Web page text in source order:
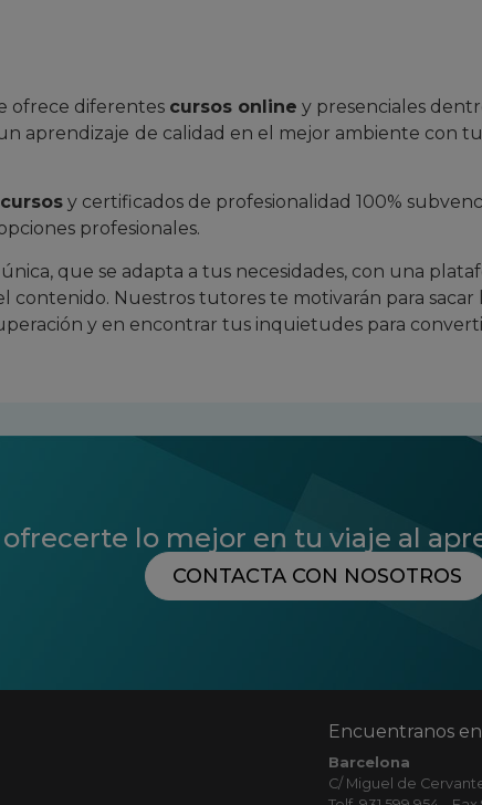
ofrece diferentes cursos online y presenciales
aprendizaje de calidad en el mejor ambiente con
y certificados de profesionalidad 100%
profesionales.
que se adapta a tus necesidades, con una
contenido. Nuestros tutores te motivarán para sacar
y en encontrar tus inquietudes para
lo mejor en tu viaje al
CONTACTA CON NOSOTROS
Encuentranos
Barcelona
C/ Miguel de